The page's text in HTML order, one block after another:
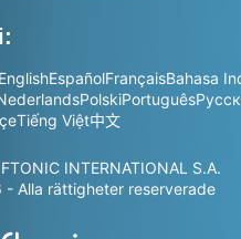
EnglishEspañolFrançaisBahasa
PolskiPortuguês
Tiếng Việt中文
INTERNATIONAL S.A.
Alla rättigheter reserverade